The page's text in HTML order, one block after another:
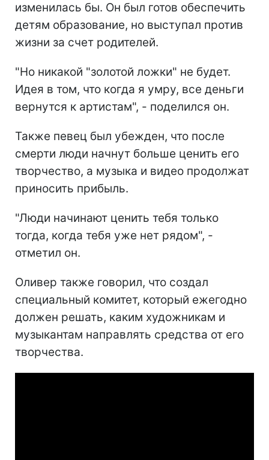
изменилась бы. Он был готов обеспечить
детям образование, но выступал против
жизни за счет родителей.
"Но никакой "золотой ложки" не будет.
Идея в том, что когда я умру, все деньги
вернутся к артистам", - поделился он.
Также певец был убежден, что после
смерти люди начнут больше ценить его
творчество, а музыка и видео продолжат
приносить прибыль.
"Люди начинают ценить тебя только
тогда, когда тебя уже нет рядом", -
отметил он.
Оливер также говорил, что создал
специальный комитет, который ежегодно
должен решать, каким художникам и
музыкантам направлять средства от его
творчества.